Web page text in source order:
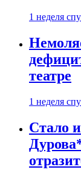
1 неделя
театре
1 неделя
Стало